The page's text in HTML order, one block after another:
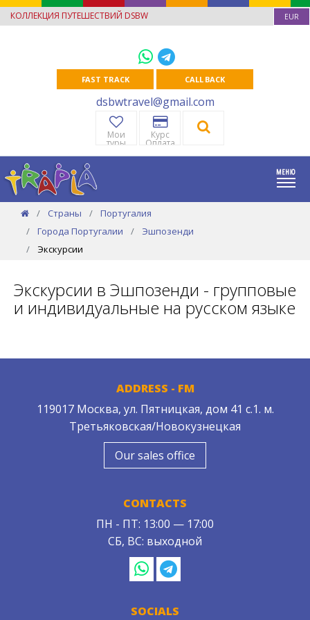
КОЛЛЕКЦИЯ ПУТЕШЕСТВИЙ DSBW EUR
FAST TRACK CALL BACK
dsbwtravel@gmail.com
Мои
туры
Курс
Оплата
Страны
Португалия
Города Португалии
Эшпозенди
Экскурсии
Экскурсии в Эшпозенди - групповые
и индивидуальные на русском языке
ADDRESS - FM
119017 Москва, ул. Пятницкая, дом 41 с.1. м.
Третьяковская/Новокузнецкая
Our sales office
CONTACTS
ПН - ПТ: 13:00 — 17:00
СБ, ВС: выходной
SOCIALS